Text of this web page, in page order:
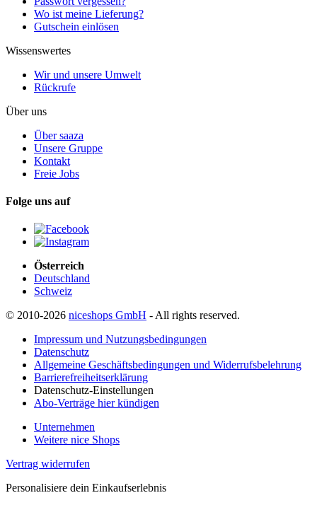
Wo ist meine Lieferung?
Gutschein einlösen
Wissenswertes
Wir und unsere Umwelt
Rückrufe
Über uns
Über saaza
Unsere Gruppe
Kontakt
Freie Jobs
Folge uns auf
Österreich
Deutschland
Schweiz
© 2010-2026 niceshops GmbH - All rights reserved.
Impressum und Nutzungsbedingungen
Datenschutz
Allgemeine Geschäftsbedingungen und Widerrufsbelehrung
Barrierefreiheitserklärung
Datenschutz-Einstellungen
Abo-Verträge hier kündigen
Unternehmen
Weitere nice Shops
Vertrag widerrufen
Personalisiere dein Einkaufserlebnis